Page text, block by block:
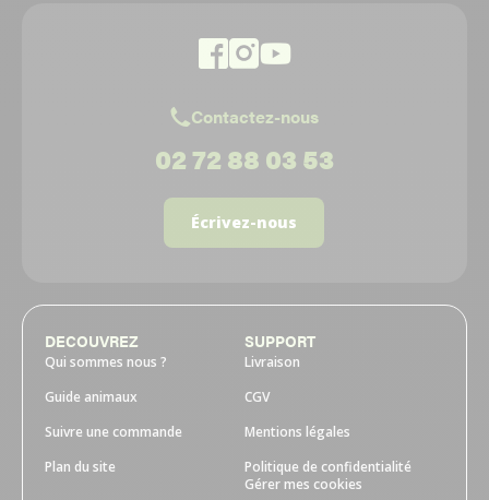
Contactez-nous
02 72 88 03 53
Écrivez-nous
DECOUVREZ
Qui sommes nous ?
Guide animaux
Suivre une commande
Plan du site
SUPPORT
Livraison
CGV
Mentions légales
Politique de confidentialité
Gérer mes cookies